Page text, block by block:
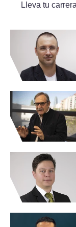
Lleva tu